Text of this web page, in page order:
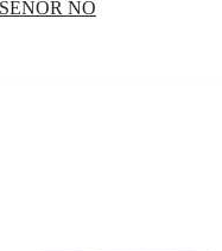
NO